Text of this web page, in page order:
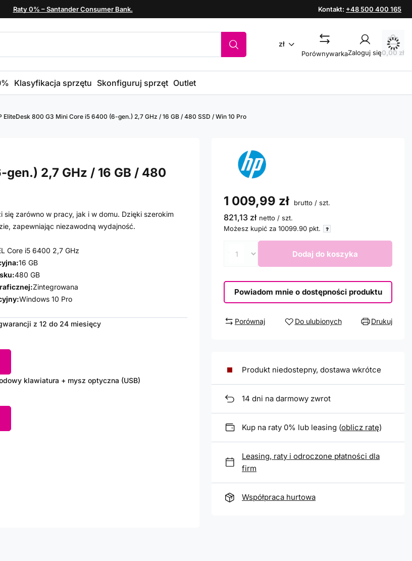
Raty 0% – Santander Consumer Bank. Kontakt: +48 500 400 165
zł
PorównywarkaZaloguj się0,00 zł
Klasyfikacja sprzętu Skonfiguruj sprzęt Outlet
EliteDesk 800 G3 Mini Core i5 6400 (6-gen.) 2,7 GHz / 16 GB / 480 SSD / Win 10 Pro
2,7 GHz / 16 GB / 480
zarówno w pracy, jak i w domu. Dzięki szerokim
zapewniając niezawodną wydajność.
Core i5 6400 2,7 GHz
16 GB
480 GB
Zintegrowana
Windows 10 Pro
z 12 do 24 miesięcy
klawiatura + mysz optyczna (USB)
1 009,99 zł brutto / szt.
821,13 zł netto / szt.
Możesz kupić za 10099.90 pkt.
Dodaj do koszyka
Powiadom mnie o dostępności produktu
Porównaj Do ulubionych Drukuj
Produkt niedostepny, dostawa wkrótce
14 dni na darmowy zwrot
Kup na raty 0% lub leasing (oblicz ratę)
Leasing, raty i odroczone płatności dla
firm
Współpraca hurtowa